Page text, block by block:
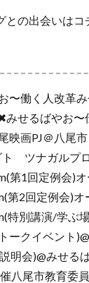
との出会いは
く人改革み
るばやお〜
画PJ＠八尾市
ツナガルプロ
定例会)オー
定例会)オー
講演/学ぶ場
ークイベント
明会)@みせる
八尾市教育委